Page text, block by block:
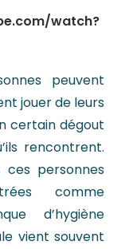
watch?
peuvent
jouer de leurs
certain dégout
rencontrent.
ces personnes
comme
d’hygiène
vient souvent